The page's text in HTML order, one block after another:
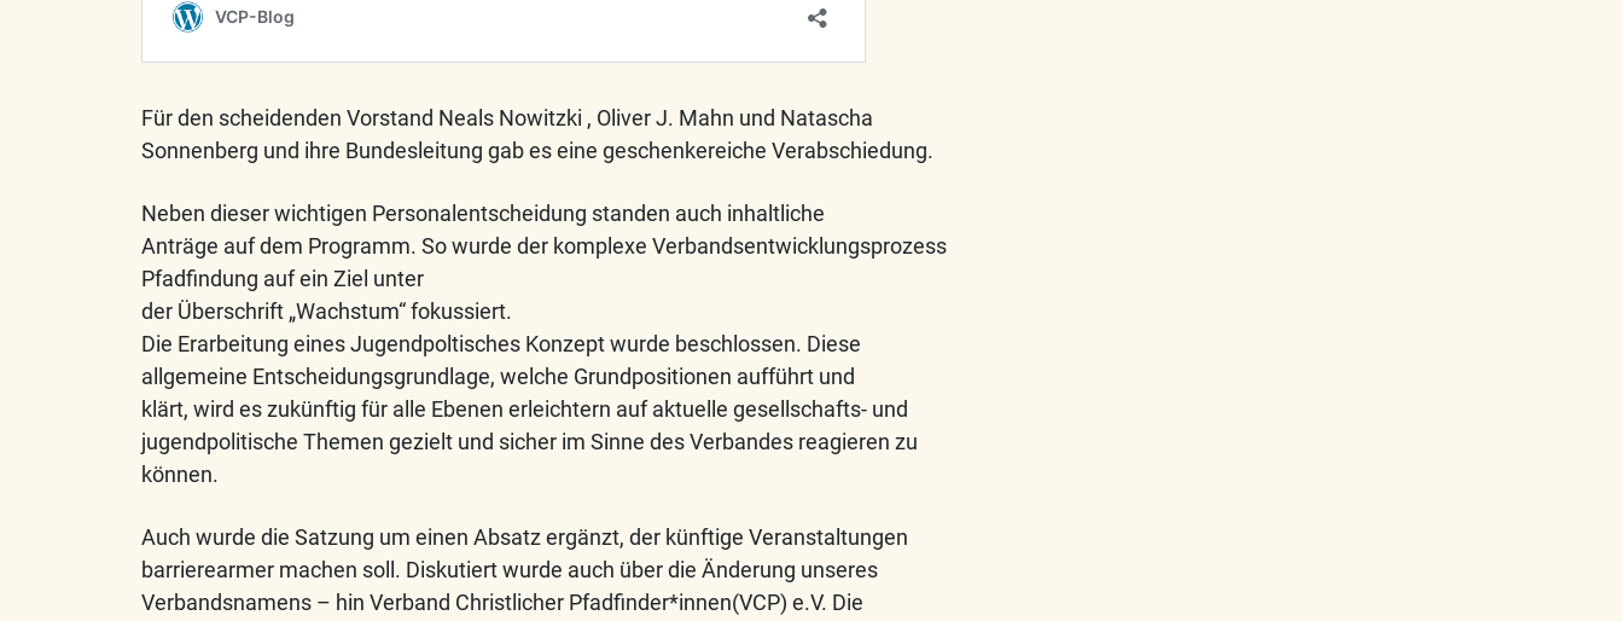
Für den scheidenden Vorstand Neals Nowitzki , Oliver J. Mahn und Natascha
Sonnenberg und ihre Bundesleitung gab es eine geschenkereiche Verabschiedung.
Neben dieser wichtigen Personalentscheidung standen auch inhaltliche
Anträge auf dem Programm. So wurde der komplexe Verbandsentwicklungsprozess
Pfadfindung auf ein Ziel unter
der Überschrift „Wachstum“ fokussiert.
Die Erarbeitung eines Jugendpoltisches Konzept wurde beschlossen. Diese
allgemeine Entscheidungsgrundlage, welche Grundpositionen aufführt und
klärt, wird es zukünftig für alle Ebenen erleichtern auf aktuelle gesellschafts- und
jugendpolitische Themen gezielt und sicher im Sinne des Verbandes reagieren zu
können.
Auch wurde die Satzung um einen Absatz ergänzt, der künftige Veranstaltungen
barrierearmer machen soll. Diskutiert wurde auch über die Änderung unseres
Verbandsnamens – hin Verband Christlicher Pfadfinder*innen(VCP) e.V. Die